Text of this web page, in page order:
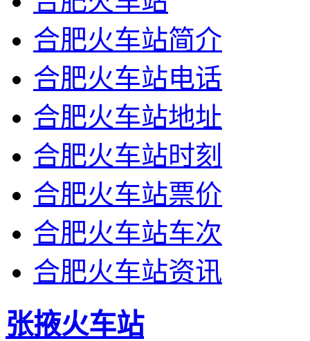
合肥火车站简介
合肥火车站电话
合肥火车站地址
合肥火车站时刻
合肥火车站票价
合肥火车站车次
合肥火车站资讯
张掖火车站